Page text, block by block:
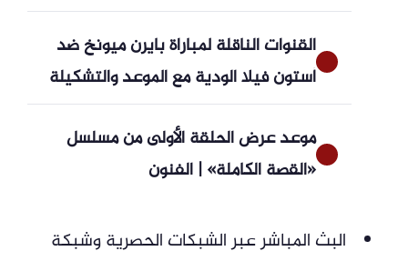
القنوات الناقلة لمباراة بايرن ميونخ ضد
أستون فيلا الودية مع الموعد والتشكيلة
موعد عرض الحلقة الأولى من مسلسل
«القصة الكاملة» | الفنون
البث المباشر عبر الشبكات الحصرية وشبكة